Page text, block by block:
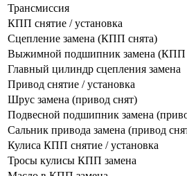
Трансмиссия
КПП снятие / установка
Сцепление замена (КПП снята)
Выжимной подшипник замена (КПП
Главный цилиндр сцепления замена
Привод снятие / установка
Шрус замена (привод снят)
Подвесной подшипник замена
Сальник привода замена (привод
Кулиса КПП снятие / установка
Тросы кулисы КПП замена